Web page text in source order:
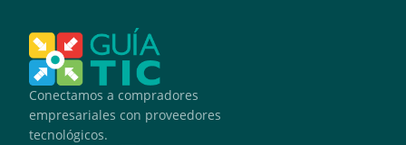
Conectamos a compradores
empresariales con proveedores
tecnológicos.